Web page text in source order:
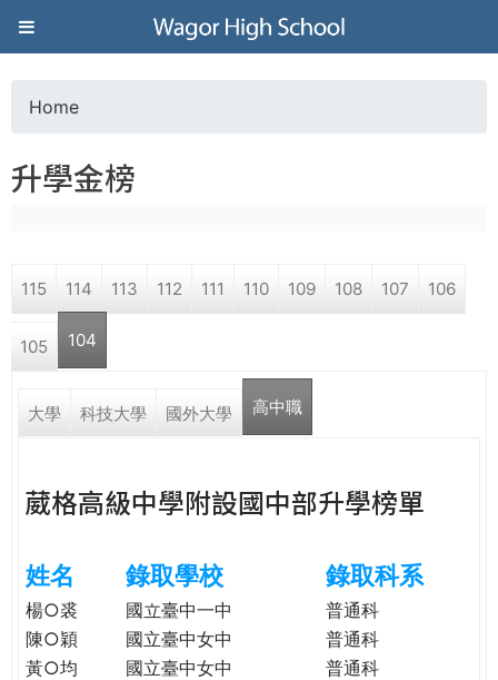
Jump to navigation
葳
格
高
學
格。
o
a
r
e
e
r
e
Home
升學金榜
115 114 113 112 111 110 109 108 107 106
105 104
大學 科技大學 國外大學 高中職
葳格高級中學附設國中部升學榜單
姓名 錄取學校 錄取科系
楊○裘 國立臺中一中
普通科
陳○穎
國立臺中女中
普通科
黃○均
國立臺中女中
普通科